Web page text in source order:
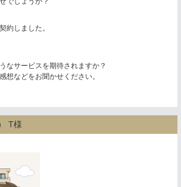
約しました。
なサービスを期待されますか？
想などをお聞かせください。
T様